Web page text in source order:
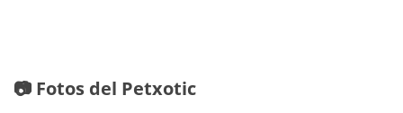
📷 Fotos del Petxotic